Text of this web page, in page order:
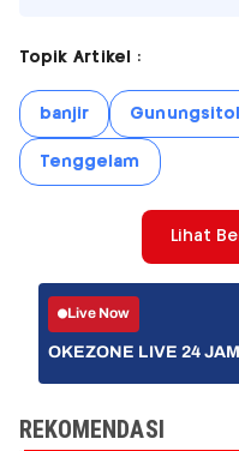
Topik Artikel :
banjir
Tenggelam
Lihat
Live Now
OKEZONE LIVE 24 JAM